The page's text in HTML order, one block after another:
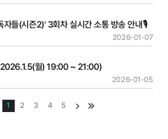
들(시즌2)' 3회차 실시간 소통 방송 안내🎙️
2026-01-07
월) 19:00 ~ 21:00)
2026-01-05
이전1 2 3 4 5 다음